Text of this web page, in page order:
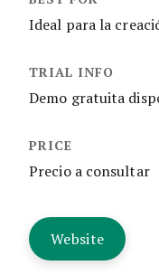
Ideal para la
Demo gratuita
Precio a consultar
Website